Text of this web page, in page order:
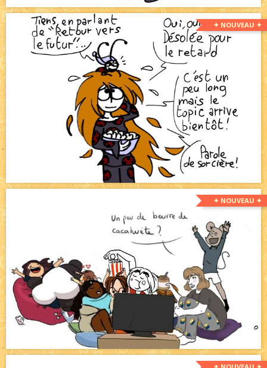
✦ NOUVEAU ✦
✦ NOUVEAU ✦